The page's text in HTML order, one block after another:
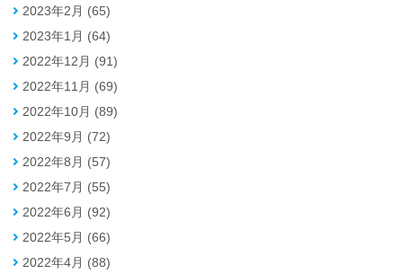
2023年2月 (65)
2023年1月 (64)
2022年12月 (91)
2022年11月 (69)
2022年10月 (89)
2022年9月 (72)
2022年8月 (57)
2022年7月 (55)
2022年6月 (92)
2022年5月 (66)
2022年4月 (88)